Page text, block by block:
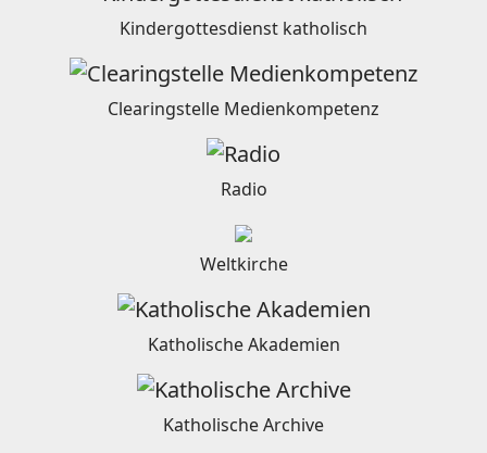
Kindergottesdienst katholisch
Clearingstelle Medienkompetenz
Radio
Weltkirche
Katholische Akademien
Katholische Archive